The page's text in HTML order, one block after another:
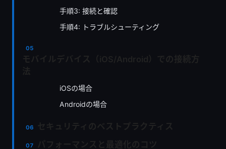
手順3: 接続と確認
手順4: トラブルシューティング
iOSの場合
Androidの場合